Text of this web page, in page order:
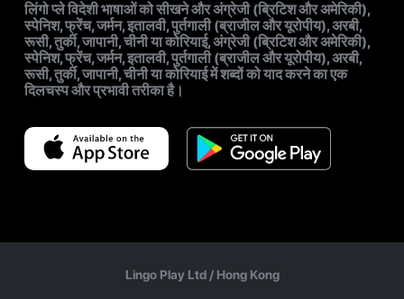
लिंगो प्ले विदेशी भाषाओं को सीखने और अंग्रेजी (ब्रिटिश और अमेरिकी),
स्पेनिश, फ्रेंच, जर्मन, इतालवी, पुर्तगाली (ब्राजील और यूरोपीय), अरबी,
रूसी, तुर्की, जापानी, चीनी या कोरियाई, अंग्रेजी (ब्रिटिश और अमेरिकी),
स्पेनिश, फ्रेंच, जर्मन, इतालवी, पुर्तगाली (ब्राजील और यूरोपीय), अरबी,
रूसी, तुर्की, जापानी, चीनी या कोरियाई में शब्दों को याद करने का एक
दिलचस्प और प्रभावी तरीका है।
Lingo Play Ltd / Hong Kong